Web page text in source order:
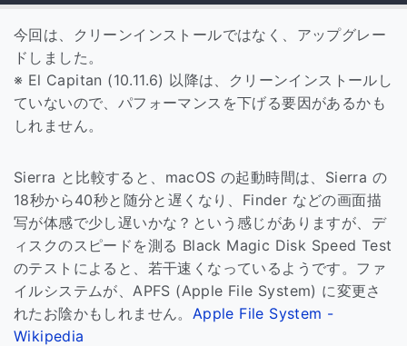
今回は、クリーンインストールではなく、アップグレー
ドしました。
※ El Capitan (10.11.6) 以降は、クリーンインストールし
ていないので、パフォーマンスを下げる要因があるかも
しれません。
Sierra と比較すると、macOS の起動時間は、Sierra の
18秒から40秒と随分と遅くなり、Finder などの画面描
写が体感で少し遅いかな？という感じがありますが、デ
ィスクのスピードを測る Black Magic Disk Speed Test
のテストによると、若干速くなっているようです。ファ
イルシステムが、APFS (Apple File System) に変更さ
れたお陰かもしれません。 Apple File System -
Wikipedia